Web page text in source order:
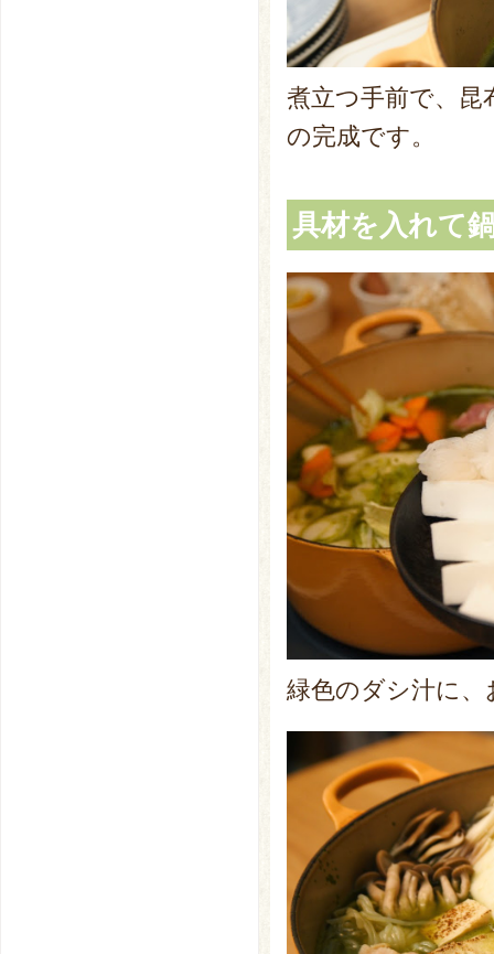
煮立つ手前で、昆
の完成です。
具材を入れて
緑色のダシ汁に